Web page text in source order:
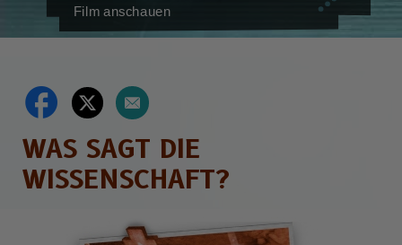
Film anschauen
WAS SAGT DIE
WISSENSCHAFT?